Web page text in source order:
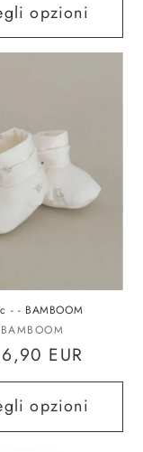
opzioni
- - BAMBOOM
Fornitore:
BAMBOOM
EUR
opzioni